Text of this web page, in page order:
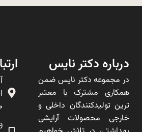
درباره دکتر نایس
در مجموعه دکتر نایس ضمن
همکاری مشترک با معتبر
ترین تولیدکنندگان داخلی و
خارجی محصولات آرایشی